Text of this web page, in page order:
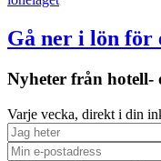
Gå ner i lön för
Nyheter från hotell-
Varje vecka, direkt i din